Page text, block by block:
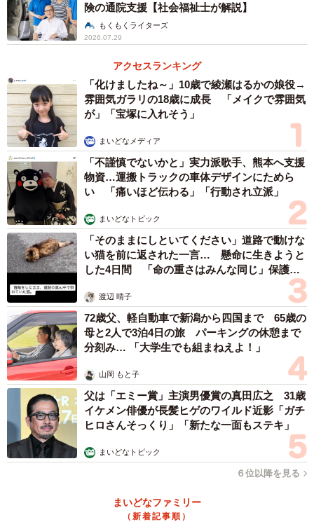
険の通院支援【社会福祉士が解説】
もくもくライターズ
2026.07.29
アクセスランキング
「化けましたね～」10歳で綾瀬はるかの娘役→
雰囲気ガラリの18歳に成長 「メイクで雰囲気
が」「宝塚に入れそう」
まいどなメディア
「不謹慎でないかと」実力派歌手、熊本へ支援
物資…運搬トラックの車体デザインにためら
い 「痛いほど伝わる」「行動され立派」
まいどなトピック
「そのままにしといてください」道路で動けな
い猫を前に返された一言… 懸命に生きようと
した4日間 「命の重さはみんな同じ」保護団
渡辺 晴子
72歳父、軽自動車で新潟から四国まで 65歳の
母と2人で3泊4日の旅 パーキングの休憩まで
分刻み… 「大学生でも組まねえよ！」
山岡 もと子
父は「エミー賞」主演男優賞の真田広之 31歳
イケメン俳優が長髪ヒゲのワイルド近影「ガチ
ヒロさんそっくり」「新たな一面もステキ」
まいどなトピック
６位以降を見る
まいどなファミリー
（新着記事順）